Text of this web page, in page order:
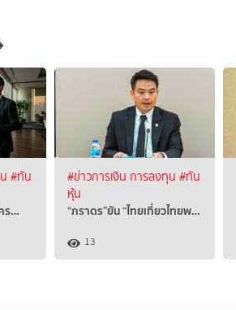
#ทัน
ร…
#ข่าวการเงิน การลงทุน #ทัน
หุ้น
“ภราดร”ยัน “ไทยเที่ยวไทยพ…
13